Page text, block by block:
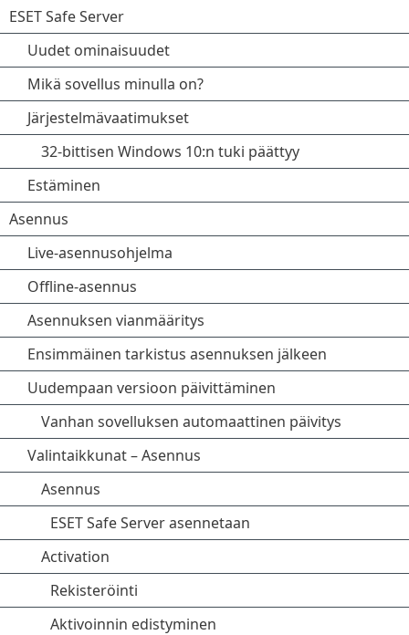
ESET Safe Server
Uudet ominaisuudet
Mikä sovellus minulla on?
Järjestelmävaatimukset
32-bittisen Windows 10:n tuki päättyy
Estäminen
Asennus
Live-asennusohjelma
Offline-asennus
Asennuksen vianmääritys
Ensimmäinen tarkistus asennuksen jälkeen
Uudempaan versioon päivittäminen
Vanhan sovelluksen automaattinen päivitys
Valintaikkunat – Asennus
Asennus
ESET Safe Server asennetaan
Activation
Rekisteröinti
Aktivoinnin edistyminen